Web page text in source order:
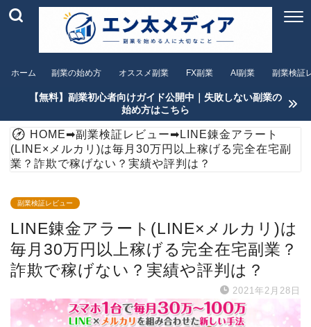
ホーム 副業の始め方 オススメ副業 FX副業 AI副業 副業検証
【無料】副業初心者向けガイド公開中｜失敗しない副業の
始め方はこちら
HOME➡副業検証レビュー➡ LINE錬金アラート
(LINE×メルカリ)は毎月30万円以上稼げる完全在宅副
業？詐欺で稼げない？実績や評判は？
副業検証レビュー
LINE錬金アラート(LINE×メルカリ)は
毎月30万円以上稼げる完全在宅副業？
詐欺で稼げない？実績や評判は？
2021年2月28日